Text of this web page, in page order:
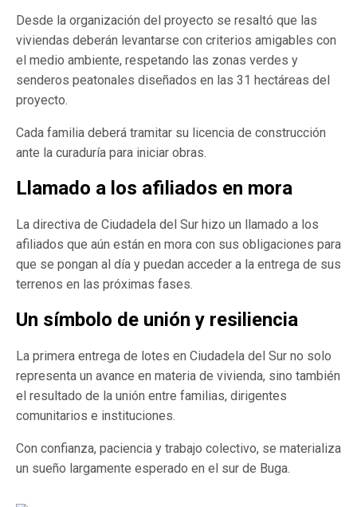
Desde la organización del proyecto se resaltó que las
viviendas deberán levantarse con criterios amigables con
el medio ambiente, respetando las zonas verdes y
senderos peatonales diseñados en las 31 hectáreas del
proyecto.
Cada familia deberá tramitar su licencia de construcción
ante la curaduría para iniciar obras.
Llamado a los afiliados en mora
La directiva de Ciudadela del Sur hizo un llamado a los
afiliados que aún están en mora con sus obligaciones para
que se pongan al día y puedan acceder a la entrega de sus
terrenos en las próximas fases.
Un símbolo de unión y resiliencia
La primera entrega de lotes en Ciudadela del Sur no solo
representa un avance en materia de vivienda, sino también
el resultado de la unión entre familias, dirigentes
comunitarios e instituciones.
Con confianza, paciencia y trabajo colectivo, se materializa
un sueño largamente esperado en el sur de Buga.